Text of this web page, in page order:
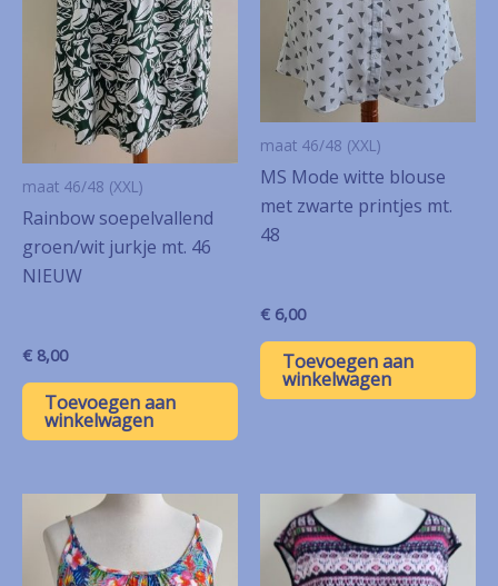
maat 46/48 (XXL)
Rainbow soepelvallend
groen/wit jurkje mt. 46
NIEUW
€ 8,00
Toevoegen aan
winkelwagen
maat 46/48 (XXL)
MS Mode witte blouse
met zwarte printjes mt.
48
€ 6,00
Toevoegen aan
winkelwagen